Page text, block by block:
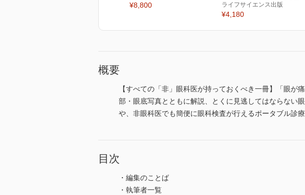
¥8,800
ライフサイエンス出版
¥4,180
概要
【すべての「非」眼科医が持っておくべき一冊】「眼
部・眼底写真とともに解説、とくに見逃してはならない
や、非眼科医でも簡便に眼科検査が行えるポータブル診療
目次
・編集のことば
・執筆者一覧